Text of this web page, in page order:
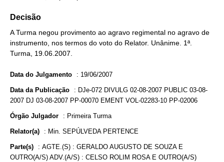
Decisão
A Turma negou provimento ao agravo regimental no agravo de
instrumento, nos termos do voto do Relator. Unânime. 1ª.
Turma, 19.06.2007.
Data do Julgamento : 19/06/2007
Data da Publicação : DJe-072 DIVULG 02-08-2007 PUBLIC 03-08-
2007 DJ 03-08-2007 PP-00070 EMENT VOL-02283-10 PP-02006
Órgão Julgador : Primeira Turma
Relator(a) : Min. SEPÚLVEDA PERTENCE
Parte(s) : AGTE.(S) : GERALDO AUGUSTO DE SOUZA E
OUTRO(A/S) ADV.(A/S) : CELSO ROLIM ROSA E OUTRO(A/S)